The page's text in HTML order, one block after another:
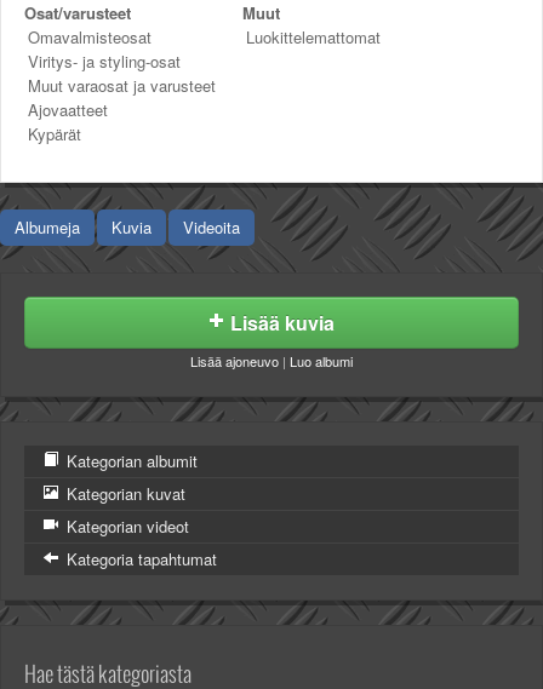
Osat/varusteet
Omavalmisteosat
Viritys- ja styling-osat
Muut varaosat ja varusteet
Ajovaatteet
Kypärät
Muut
Luokittelemattomat
Albumeja Kuvia Videoita
Lisää kuvia
Lisää ajoneuvo | Luo albumi
Kategorian albumit
Kategorian kuvat
Kategorian videot
Kategoria tapahtumat
Hae tästä kategoriasta